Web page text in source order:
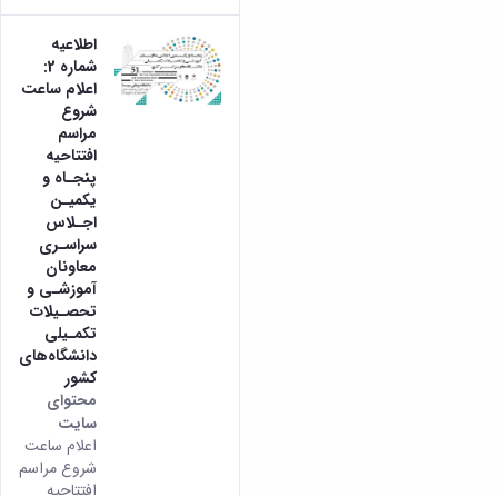
اطلاعیه
شماره 2:
اعلام ساعت
شروع
مراسم
افتتاحیه
پنجـاه و
یکمیـن
اجـلاس
سراسـری
معاونان
آموزشـی و
تحصـیلات
تکمـیلی
دانشگاه‌های
کشور
محتوای
سایت
اعلام ساعت
شروع مراسم